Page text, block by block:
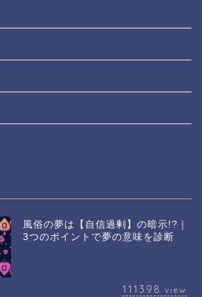
風俗の夢は【自信過剰】の暗示!?｜
3つのポイントで夢の意味を診断
111398 view